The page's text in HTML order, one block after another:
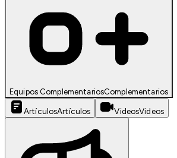
Equipos ComplementariosComplementarios
ArtículosArtículos VideosVideos